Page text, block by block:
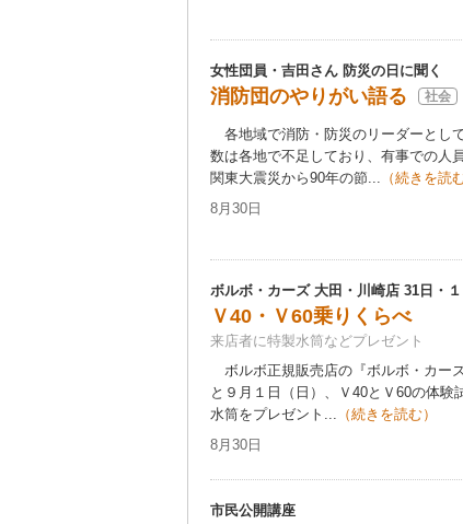
女性団員・吉田さん 防災の日に聞く
消防団のやりがい語る 社会
各地域で消防・防災のリーダーとし
数は各地で不足しており、有事での人
関東大震災から90年の節... （続きを読む
8月30日
ボルボ・カーズ 大田・川崎店 31日・
Ｖ40・Ｖ60乗りくらべ
来店者に特製水筒などプレゼント
ボルボ正規販売店の『ボルボ・カー
と９月１日（日）、Ｖ40とＶ60の体験
水筒をプレゼント... （続きを読む）
8月30日
市民公開講座